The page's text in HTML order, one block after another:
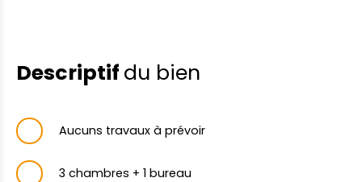
Descriptif du bien
Aucuns travaux à prévoir
3 chambres + 1 bureau